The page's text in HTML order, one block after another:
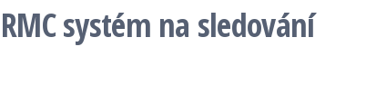
RMC systém na sledování